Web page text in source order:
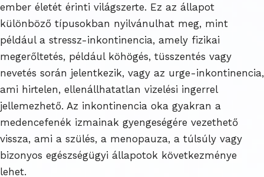
ember életét érinti világszerte. Ez az állapot
különböző típusokban nyilvánulhat meg, mint
például a stressz-inkontinencia, amely fizikai
megerőltetés, például köhögés, tüsszentés vagy
nevetés során jelentkezik, vagy az urge-inkontinencia,
ami hirtelen, ellenállhatatlan vizelési ingerrel
jellemezhető. Az inkontinencia oka gyakran a
medencefenék izmainak gyengeségére vezethető
vissza, ami a szülés, a menopauza, a túlsúly vagy
bizonyos egészségügyi állapotok következménye
lehet.